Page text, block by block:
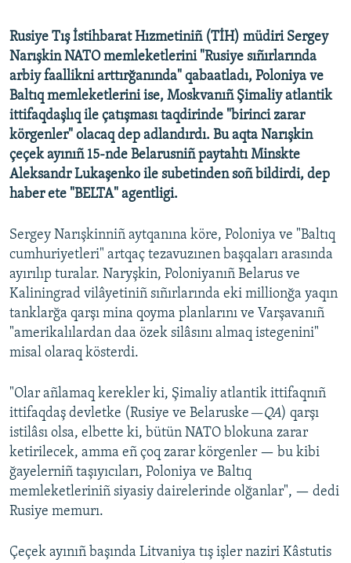
RFE/RS bütün saytları
Rusiye Tış İstihbarat Hızmetiniñ (TİH) müdiri Sergey
Narışkin NATO memleketlerini "Rusiye sıñırlarında
arbiy faallikni arttırğanında" qabaatladı, Poloniya ve
Baltıq memleketlerini ise, Moskvanıñ Şimaliy atlantik
ittifaqdaşlıq ile çatışması taqdirinde "birinci zarar
körgenler" olacaq dep adlandırdı. Bu aqta Narışkin
çeçek ayınıñ 15-nde Belarusniñ paytahtı Minskte
Aleksandr Lukaşenko ile subetinden soñ bildirdi, dep
haber ete "BELTA" agentligi.
Sergey Narışkinniñ aytqanına köre, Poloniya ve "Baltıq
cumhuriyetleri" artqaç tezavuzınen başqaları arasında
ayırılıp turalar. Naryşkin, Poloniyanıñ Belarus ve
Kaliningrad vilâyetiniñ sıñırlarında eki millionğa yaqın
tanklarğa qarşı mina qoyma planlarını ve Varşavanıñ
"amerikalılardan daa özek silâsını almaq istegenini"
misal olaraq kösterdi.
"Olar añlamaq kerekler ki, Şimaliy atlantik ittifaqnıñ
ittifaqdaş devletke (Rusiye ve Belaruske —QA) qarşı
istilâsı olsa, elbette ki, bütün NATO blokuna zarar
ketirilecek, amma eñ çoq zarar körgenler — bu kibi
ğayelerniñ taşıyıcıları, Poloniya ve Baltıq
memleketleriniñ siyasiy dairelerinde olğanlar", — dedi
Rusiye memurı.
Çeçek ayınıñ başında Litvaniya tış işler naziri Kâstutis